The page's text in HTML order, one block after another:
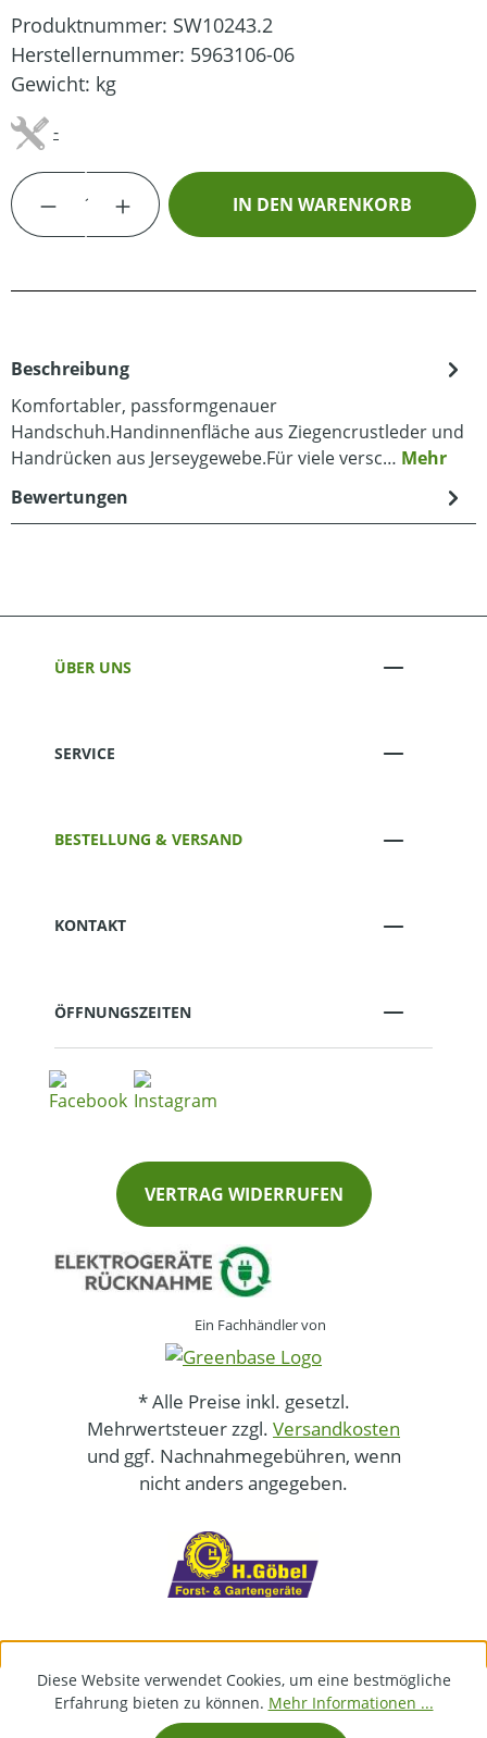
Produktnummer: SW10243.2
Herstellernummer: 5963106-06
Gewicht: kg
-
Produkt Anzahl: Gib den gewünschten
IN DEN WARENKORB
Beschreibung
Komfortabler, passformgenauer
Handschuh.Handinnenfläche aus Ziegencrustleder und
Handrücken aus Jerseygewebe.Für viele versc… Mehr
Bewertungen
ÜBER UNS
SERVICE
BESTELLUNG & VERSAND
KONTAKT
ÖFFNUNGSZEITEN
VERTRAG WIDERRUFEN
Ein Fachhändler von
* Alle Preise inkl. gesetzl.
Mehrwertsteuer zzgl. Versandkosten
und ggf. Nachnahmegebühren, wenn
nicht anders angegeben.
Diese Website verwendet Cookies, um eine bestmögliche
Erfahrung bieten zu können. Mehr Informationen ...